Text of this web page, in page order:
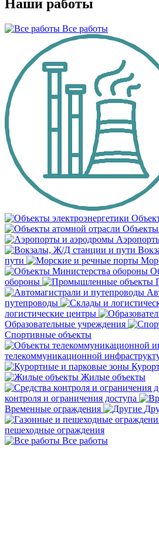
Наши работы
Все работы
Объекты
пути
обороны
путепроводы
логистические центры
Образовательные учреждения
Спортивные объекты
телекоммуникационной
Жилые объекты
контроля и ограничения доступа
Временные ограждения
пешеходные ограждения
Все работы